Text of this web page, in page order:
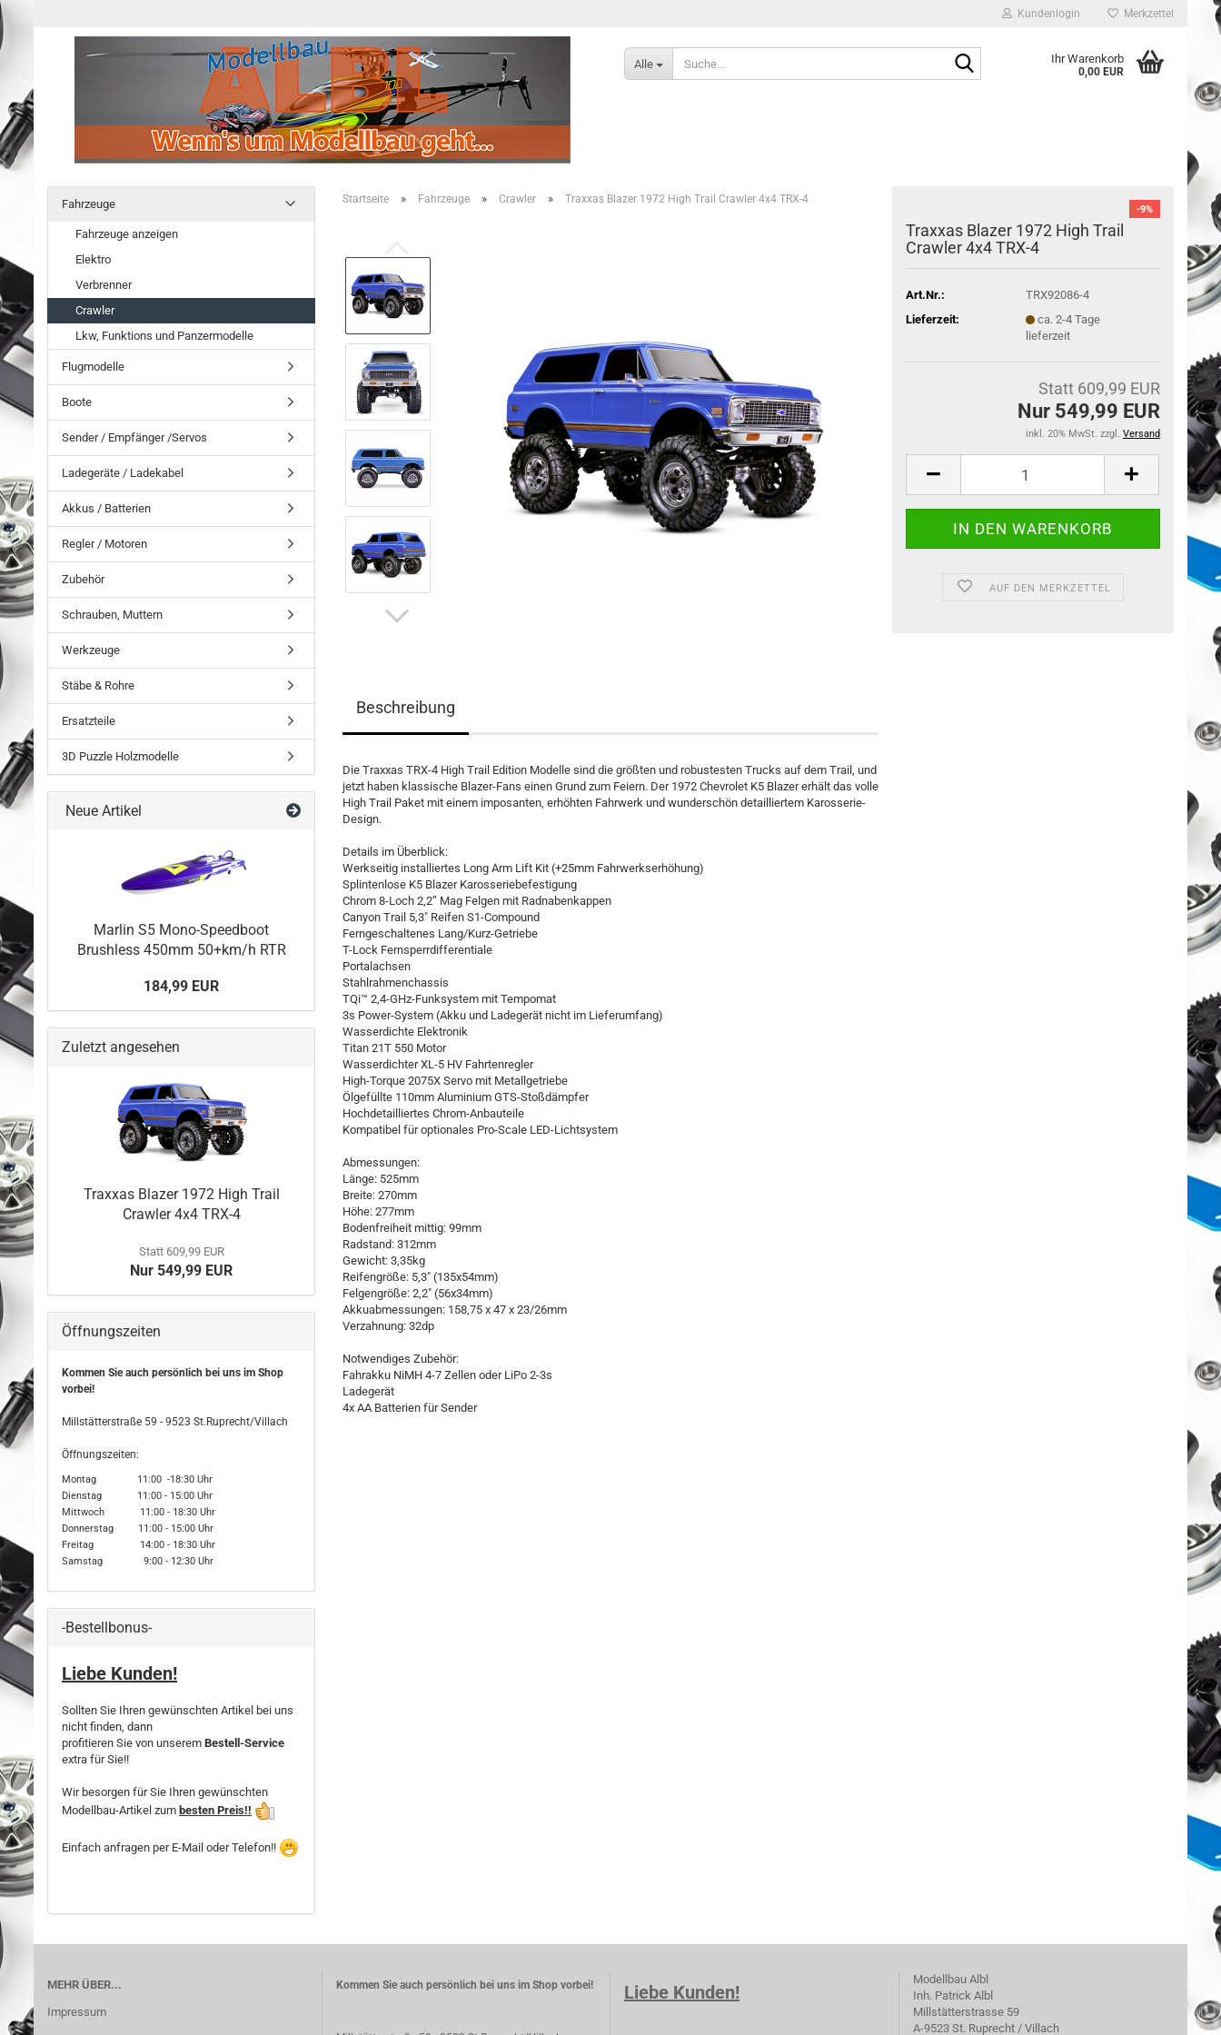
Kundenlogin
Passwort vergessen?
Merkzettel
Alle Ihr Warenkorb
0,00 EUR
Startseite » Fahrzeuge » Crawler » Traxxas Blazer 1972 High Trail Crawler 4x4 TRX-4
-9%
Traxxas Blazer 1972 High Trail
Crawler 4x4 TRX-4
Art.Nr.:
TRX92086-4
Lieferzeit:
ca. 2-4 Tage
lieferzeit
Statt 609,99 EUR
Nur 549,99 EUR
inkl. 20% MwSt. zzgl. Versand
AUF DEN MERKZETTEL
Beschreibung
Die Traxxas TRX-4 High Trail Edition Modelle sind die größten und robustesten Trucks auf dem Trail, und
jetzt haben klassische Blazer-Fans einen Grund zum Feiern. Der 1972 Chevrolet K5 Blazer erhält das volle
High Trail Paket mit einem imposanten, erhöhten Fahrwerk und wunderschön detailliertem Karosserie-
Design.
Details im Überblick:
Werkseitig installiertes Long Arm Lift Kit (+25mm Fahrwerkserhöhung)
Splintenlose K5 Blazer Karosseriebefestigung
Chrom 8-Loch 2,2” Mag Felgen mit Radnabenkappen
Canyon Trail 5,3" Reifen S1-Compound
Ferngeschaltenes Lang/Kurz-Getriebe
T-Lock Fernsperrdifferentiale
Portalachsen
Stahlrahmenchassis
TQi™ 2,4-GHz-Funksystem mit Tempomat
3s Power-System (Akku und Ladegerät nicht im Lieferumfang)
Wasserdichte Elektronik
Titan 21T 550 Motor
Wasserdichter XL-5 HV Fahrtenregler
High-Torque 2075X Servo mit Metallgetriebe
Ölgefüllte 110mm Aluminium GTS-Stoßdämpfer
Hochdetailliertes Chrom-Anbauteile
Kompatibel für optionales Pro-Scale LED-Lichtsystem
Abmessungen:
Länge: 525mm
Breite: 270mm
Höhe: 277mm
Bodenfreiheit mittig: 99mm
Radstand: 312mm
Gewicht: 3,35kg
Reifengröße: 5,3" (135x54mm)
Felgengröße: 2,2" (56x34mm)
Akkuabmessungen: 158,75 x 47 x 23/26mm
Verzahnung: 32dp
Notwendiges Zubehör:
Fahrakku NiMH 4-7 Zellen oder LiPo 2-3s
Ladegerät
4x AA Batterien für Sender
Fahrzeuge
Fahrzeuge anzeigen
Elektro
Verbrenner
Crawler
Lkw, Funktions und Panzermodelle
Flugmodelle
Boote
Sender / Empfänger /Servos
Ladegeräte / Ladekabel
Akkus / Batterien
Regler / Motoren
Zubehör
Schrauben, Muttern
Werkzeuge
Stäbe & Rohre
Ersatzteile
3D Puzzle Holzmodelle
Neue Artikel
Marlin S5 Mono-Speedboot
Brushless 450mm 50+km/h RTR
184,99 EUR
Zuletzt angesehen
Traxxas Blazer 1972 High Trail
Crawler 4x4 TRX-4
Statt 609,99 EUR
Nur 549,99 EUR
Öffnungszeiten
Kommen Sie auch persönlich bei uns im Shop
vorbei!
Millstätterstraße 59 - 9523 St.Ruprecht/Villach
Öffnungszeiten:
Montag 11:00 -18:30 Uhr
Dienstag 11:00 - 15:00 Uhr
Mittwoch 11:00 - 18:30 Uhr
Donnerstag 11:00 - 15:00 Uhr
Freitag 14:00 - 18:30 Uhr
Samstag 9:00 - 12:30 Uhr
-Bestellbonus-
Liebe Kunden!
Sollten Sie Ihren gewünschten Artikel bei uns
nicht finden, dann
profitieren Sie von unserem Bestell-Service
extra für Sie!!
Wir besorgen für Sie Ihren gewünschten
Modellbau-Artikel zum besten Preis!!
Einfach anfragen per E-Mail oder Telefon!!
MEHR ÜBER...
Impressum
Kommen Sie auch persönlich bei uns im Shop vorbei! Liebe Kunden!
Modellbau Albl
Inh. Patrick Albl
Millstätterstrasse 59
A-9523 St. Ruprecht / Villach